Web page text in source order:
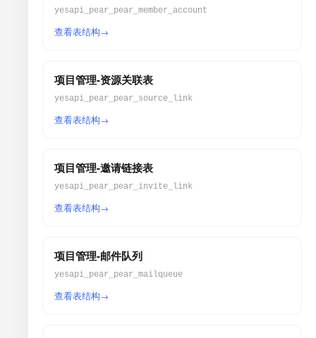
yesapi_pear_pear_member_account
查看表结构
项目管理-资源关联表
yesapi_pear_pear_source_link
查看表结构
项目管理-邀请链接表
yesapi_pear_pear_invite_link
查看表结构
项目管理-邮件队列
yesapi_pear_pear_mailqueue
查看表结构